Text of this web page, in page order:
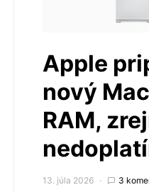
Apple
nový
RAM,
13. júla 2026 3